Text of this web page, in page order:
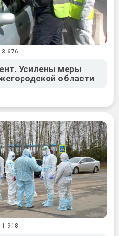
3 676
Усилены меры
области
1 918